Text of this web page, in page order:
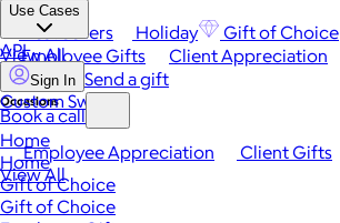
Best Sellers Holiday Gift of Choice
View All
Occasions
Employee Appreciation Client Gifts
View All
Use Cases
Employee Gifts Client Appreciation
Custom Swag
API
Sign In Send a gift
Book a call
Home
Home
Gift of Choice
Gift of Choice